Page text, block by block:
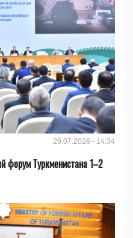
29.07.2026 - 14:34
форум Туркменистана 1–2